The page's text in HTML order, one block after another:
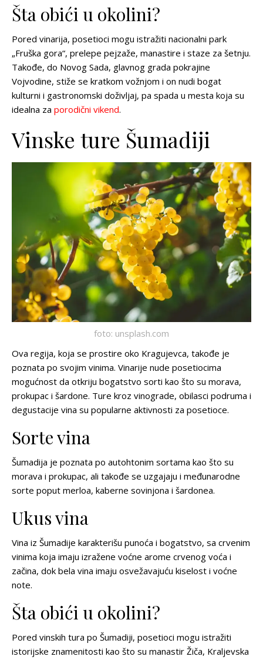
Šta obići u okolini?
Pored vinarija, posetioci mogu istražiti nacionalni park
„Fruška gora“, prelepe pejzaže, manastire i staze za šetnju.
Takođe, do Novog Sada, glavnog grada pokrajine
Vojvodine, stiže se kratkom vožnjom i on nudi bogat
kulturni i gastronomski doživljaj, pa spada u mesta koja su
idealna za porodični vikend.
Vinske ture Šumadiji
foto: unsplash.com
Ova regija, koja se prostire oko Kragujevca, takođe je
poznata po svojim vinima. Vinarije nude posetiocima
mogućnost da otkriju bogatstvo sorti kao što su morava,
prokupac i šardone. Ture kroz vinograde, obilasci podruma i
degustacije vina su popularne aktivnosti za posetioce.
Sorte vina
Šumadija je poznata po autohtonim sortama kao što su
morava i prokupac, ali takođe se uzgajaju i međunarodne
sorte poput merloa, kaberne sovinjona i šardonea.
Ukus vina
Vina iz Šumadije karakterišu punoća i bogatstvo, sa crvenim
vinima koja imaju izražene voćne arome crvenog voća i
začina, dok bela vina imaju osvežavajuću kiselost i voćne
note.
Šta obići u okolini?
Pored vinskih tura po Šumadiji, posetioci mogu istražiti
istorijske znamenitosti kao što su manastir Žiča, Kraljevska